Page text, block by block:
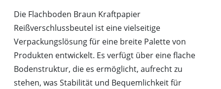
Die Flachboden Braun Kraftpapier
Reißverschlussbeutel ist eine vielseitige
Verpackungslösung für eine breite Palette von
Produkten entwickelt. Es verfügt über eine flache
Bodenstruktur, die es ermöglicht, aufrecht zu
stehen, was Stabilität und Bequemlichkeit für